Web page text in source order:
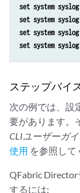
set system
set system
set system
set system
ステップバイ
次の例では、設
要があります。
CLIユーザーガ
使用 を参照して
QFabric
するには: